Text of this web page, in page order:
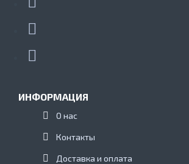
ИНФОРМАЦИЯ
О нас
Контакты
Доставка и оплата